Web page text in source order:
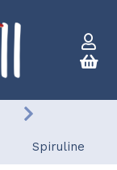
Spiruline